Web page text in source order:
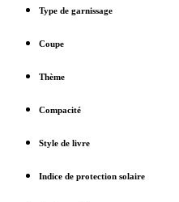
Type de garnissage
Coupe
Thème
Compacité
Style de livre
Indice de protection solaire